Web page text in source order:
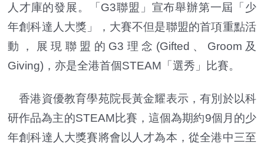
人才庫的發展。「G3聯盟」宣布舉辦第一屆「少
年創科達人大獎」，大賽不但是聯盟的首項重點活
動，展現聯盟的G3理念(Gifted、Groom及
Giving)，亦是全港首個STEAM「選秀」比賽。
香港資優教育學苑院長黃金耀表示，有別於以科
研作品為主的STEAM比賽，這個為期約9個月的少
年創科達人大獎賽將會以人才為本，從全港中三至